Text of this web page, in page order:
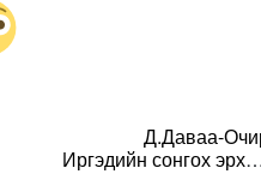
Д.Даваа-
Иргэдийн сонгох